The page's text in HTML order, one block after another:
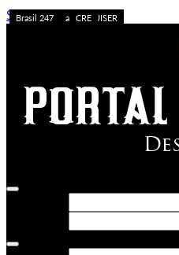
Skip to content
Caos no Acre
Acolhimento
APOSTA ALTA
ACREDITE QUEM QUISER
A FORÇA DO ACRE
Sem categoria
Ação da PF
Sem categoria
Brasil 247
Brasil 247
PORONGA
Brasil 247